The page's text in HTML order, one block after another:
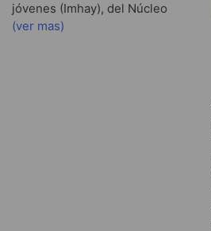
jóvenes (Imhay), del Núcleo
(ver mas)